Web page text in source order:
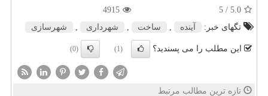
5.0
/ 5
4915
تگهای خبر:
آینده ساخت شهرداری شهرسازی
این مطلب را می پسندید؟ (1)
(0)
تازه ترین مطالب مرتبط